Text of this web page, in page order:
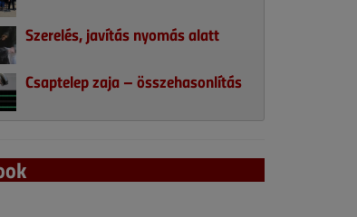
Szerelés, javítás nyomás alatt
Csaptelep zaja – összehasonlítás